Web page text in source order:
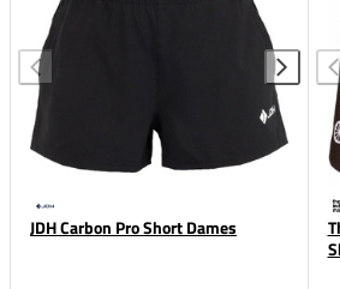
JDH Carbon Pro Short Dames